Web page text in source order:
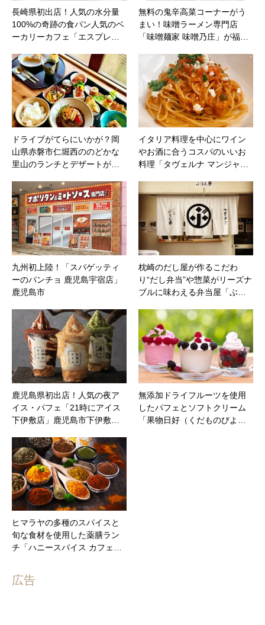
長崎県初出店！人気の水分量
100%の奇跡の食パン人気のベ
ーカリーカフェ「エスプレ…
無料の鬼辛高菜コーナーがう
まい！味噌ラーメン専門店
「味噌麺家 味噌乃庄」が福…
ドライブがてらにいかが？岡
山県赤磐市仁堀西ののどかな
里山のランチとデザートが…
イタリア料理を中心にワイン
やお酒に合うコスパのいいお
料理「タヴェルナ マンジャ…
九州初上陸！「スパゲッティ
ーのパンチョ 鹿児島宇宿店」
鹿児島市
枕崎のだし屋が作るこだわ
り“だし弁当”や惣菜がリーズナ
ブルに味わえる弁当屋「ぶ…
鹿児島県初出店！人気の夜ア
イス・パフェ「21時にアイス
下伊敷店」鹿児島市下伊敷…
無添加ドライフルーツを使用
したパフェとソフトクリーム
「果物日好（くだものびよ…
ヒマラヤの多種のスパイスと
旬な食材を使用した薬膳ラン
チ「ハニースパイス カフェ…
広告